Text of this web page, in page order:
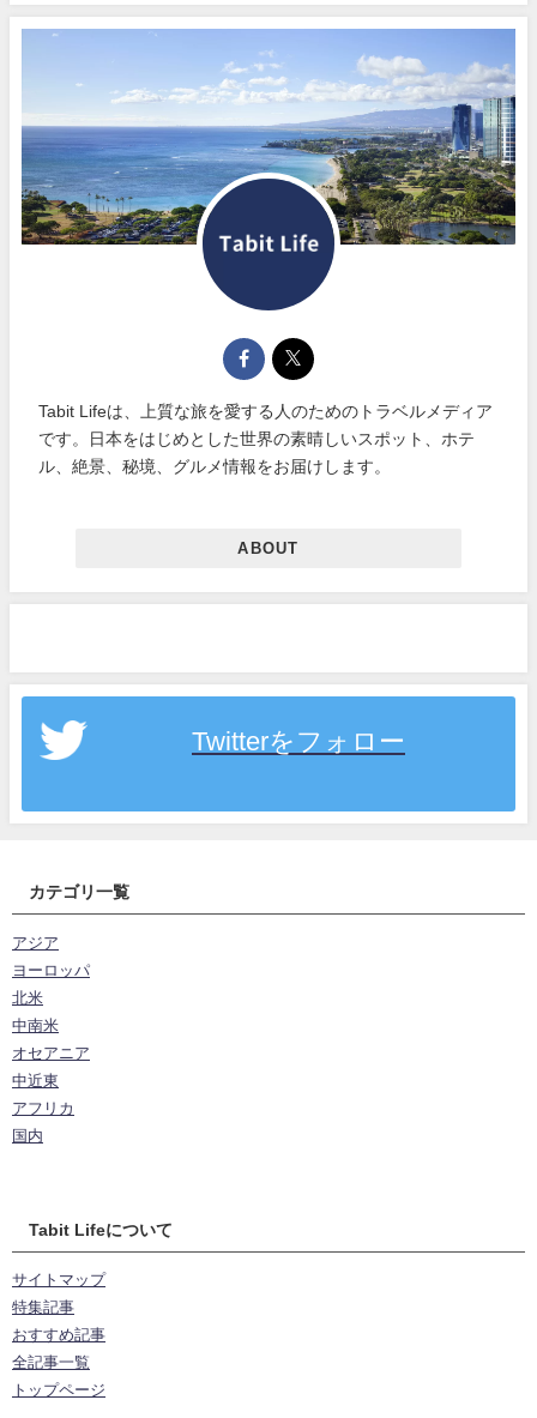
Tabit Lifeは、上質な旅を愛する人のためのトラベルメディア
です。日本をはじめとした世界の素晴しいスポット、ホテ
ル、絶景、秘境、グルメ情報をお届けします。
ABOUT
Twitterをフォロー
カテゴリ一覧
アジア
ヨーロッパ
北米
中南米
オセアニア
中近東
アフリカ
国内
Tabit Lifeについて
サイトマップ
特集記事
おすすめ記事
全記事一覧
トップページ